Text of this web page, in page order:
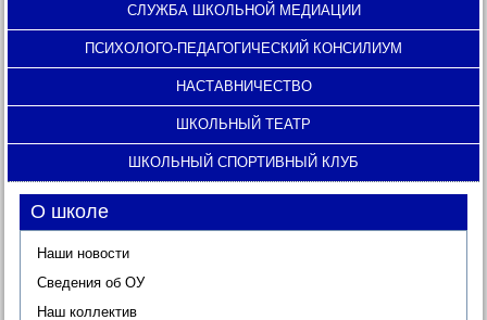
СЛУЖБА ШКОЛЬНОЙ МЕДИАЦИИ
ПСИХОЛОГО-ПЕДАГОГИЧЕСКИЙ КОНСИЛИУМ
НАСТАВНИЧЕСТВО
ШКОЛЬНЫЙ ТЕАТР
ШКОЛЬНЫЙ СПОРТИВНЫЙ КЛУБ
О школе
Наши новости
Сведения об ОУ
Наш коллектив